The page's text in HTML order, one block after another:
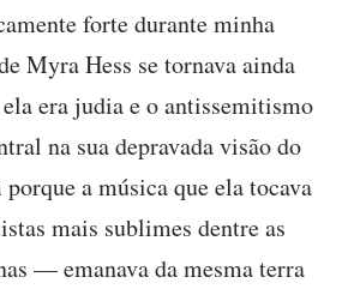
forte durante minha
Myra Hess se tornava ainda
era judia e o antissemitismo
na sua depravada visão do
a música que ela tocava
mais sublimes dentre as
— emanava da mesma terra